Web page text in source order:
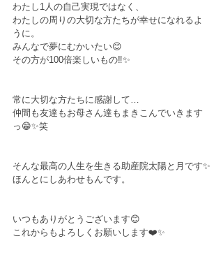
わたし1人の自己実現ではなく、﻿
わたしの周りの大切な方たちが幸せになれるよ
うに。﻿
みんなで夢にむかいたい😊﻿
その方が100倍楽しいもの‼︎✨﻿
常に大切な方たちに感謝して…﻿
仲間も友達もお母さん達もまきこんでいきます
っ😁✨笑﻿
そんな最高の人生を生きる助産院太陽と月です✨﻿
ほんとにしあわせもんです。﻿
いつもありがとうございます😊﻿
これからもよろしくお願いします❤️✨﻿